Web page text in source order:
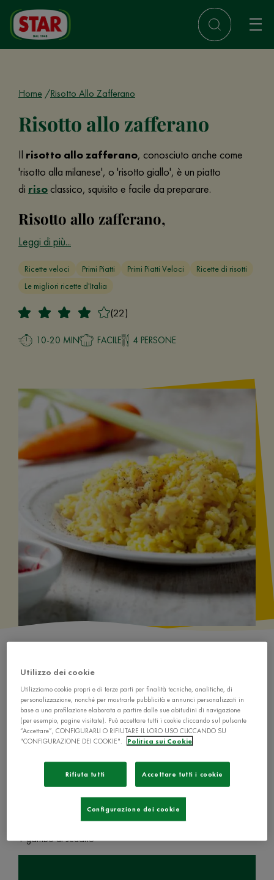
Home Risotto Allo Zafferano
Risotto allo zafferano
Il risotto allo zafferano, conosciuto anche come
'risotto alla milanese', o 'risotto giallo', è un piatto
di risoclassico, squisito e facile da preparare.
Risotto allo zafferano,
Leggi di più...
Ricette veloci Primi Piatti Primi Piatti Veloci
Ricette di risotti
Le migliori ricette d'Italia
(22)
10-20 MIN FACILE 4 PERSONE
Ingredienti
1 bustina di zafferano
1 gambo di sedano
Utilizzo dei cookie
Utilizziamo cookie propri e di terze parti per finalità tecniche, analitiche, di
personalizzazione, nonché per mostrarle pubblicità e annunci personalizzati in
base a una profilazione elaborata a partire dalle sue abitudini di navigazione
(per esempio, pagine visitate). Può accettare tutti i cookie cliccando sul pulsante
“Accettare”, CONFIGURARLI O RIFIUTARE IL LORO USO CLICCANDO SU
"CONFIGURAZIONE DEI COOKIE".
Politica sui Cookie
Rifiuta tutti Accettare tutti i cookie
Configurazione dei cookie